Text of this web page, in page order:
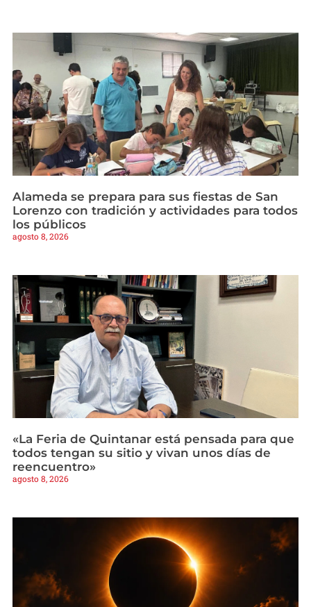
Alameda se prepara para sus fiestas de San
Lorenzo con tradición y actividades para todos
los públicos
agosto 8, 2026
«La Feria de Quintanar está pensada para que
todos tengan su sitio y vivan unos días de
reencuentro»
agosto 8, 2026